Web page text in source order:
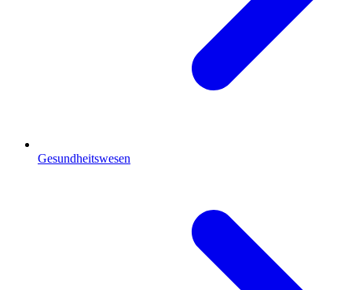
Gesundheitswesen